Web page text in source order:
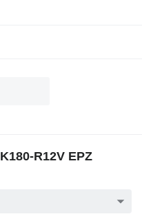
R12V EPZ